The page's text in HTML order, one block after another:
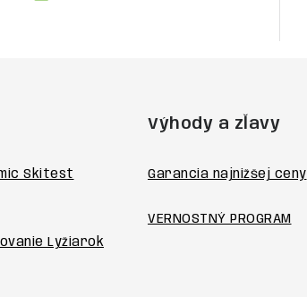
Skitest
Lyžiarok
Výhody a zľavy
Garancia najnižšej ceny
VERNOSTNÝ PROGRAM